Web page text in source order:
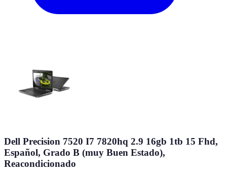
Dell Precision 7520 I7 7820hq 2.9 16gb 1tb 15 Fhd,
Español, Grado B (muy Buen Estado),
Reacondicionado